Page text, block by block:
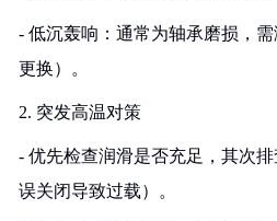
- 低沉轰响：通常为轴承磨损，
更换）。
2. 突发高温对策
- 优先检查润滑是否充足，其次
误关闭导致过载）。